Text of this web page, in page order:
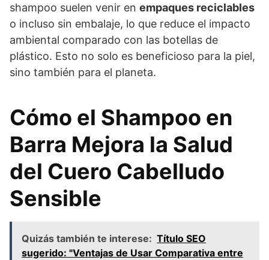
shampoo suelen venir en empaques reciclables
o incluso sin embalaje, lo que reduce el impacto
ambiental comparado con las botellas de
plástico. Esto no solo es beneficioso para la piel,
sino también para el planeta.
Cómo el Shampoo en
Barra Mejora la Salud
del Cuero Cabelludo
Sensible
Quizás también te interese: Título SEO
sugerido: "Ventajas de Usar Comparativa entre